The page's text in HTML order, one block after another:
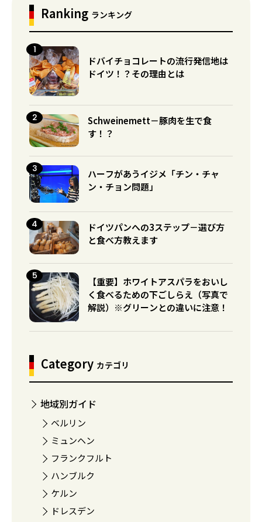
Ranking ランキング
ドバイチョコレートの流行発信地は
ドイツ！？その理由とは
Schweinemett－豚肉を生で食
す！？
ハーフがあうイジメ「チン・チャ
ン・チョン問題」
ドイツパンへの3ステップ－選び方
と食べ方教えます
【重要】ホワイトアスパラをおいし
く食べるための下ごしらえ（写真で
解説）※グリーンとの違いに注意！
Category カテゴリ
地域別ガイド
ベルリン
ミュンヘン
フランクフルト
ハンブルク
ケルン
ドレスデン